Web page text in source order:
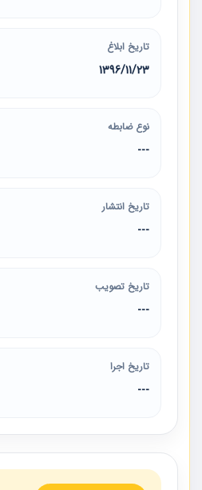
تاریخ ابلاغ
1396/11/23
نوع ضابطه
---
تاریخ انتشار
---
تاریخ تصویب
---
تاریخ اجرا
---